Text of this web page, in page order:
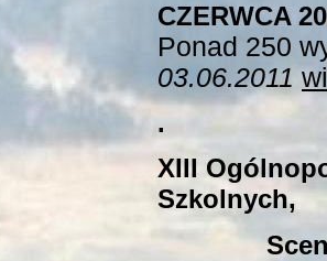
CZERWCA
Ponad 250
03.06.2011
.
XIII
Szkolnych,